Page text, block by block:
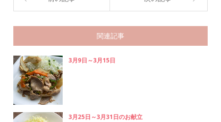
関連記事
3月9日～3月15日
3月25日～3月31日のお献立